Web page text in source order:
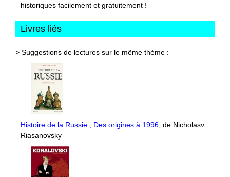
historiques facilement et gratuitement !
Livres liés
> Suggestions de lectures sur le même thème :
Histoire de la Russie , Des origines à 1996, de Nicholasv.
Riasanovsky